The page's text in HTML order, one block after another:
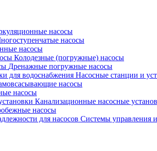
насосы
насосы
насосы
Колодезные (погружные) насосы
Дренажные погружные насосы
Насосные станции и
насосы
насосы
Канализационные насосные
насосы
Системы управления